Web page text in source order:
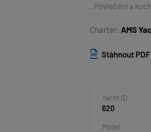
. Povlečení a
Charter: AMS
Stáhnout PDF
Yacht ID
620
Model